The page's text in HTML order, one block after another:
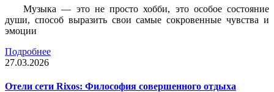
Музыка — это не просто хобби, это особое состояние
души, способ выразить свои самые сокровенные чувства и
эмоции
Подробнее
27.03.2026
Отели сети Rixos: Философия совершенного отдыха